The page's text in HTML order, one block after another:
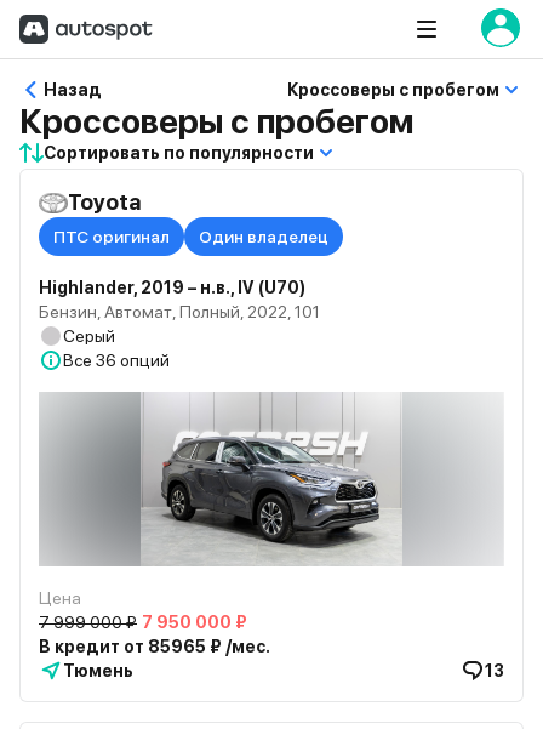
Назад Кроссоверы с пробегом
Кроссоверы с пробегом
Сортировать по популярности
Toyota
ПТС оригинал Один владелец
Highlander, 2019 – н.в., IV (U70)
Бензин, Автомат, Полный, 2022, 101
Серый
Все 36 опций
Цена
7 999 000 ₽ 7 950 000 ₽
В кредит от 85965 ₽ /мес.
Тюмень
13